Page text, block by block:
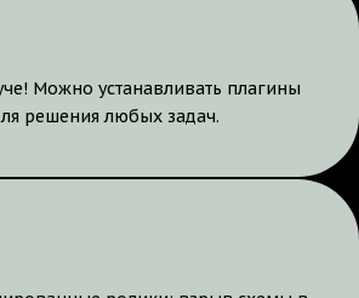
Можно устанавливать плагины
решения любых задач.